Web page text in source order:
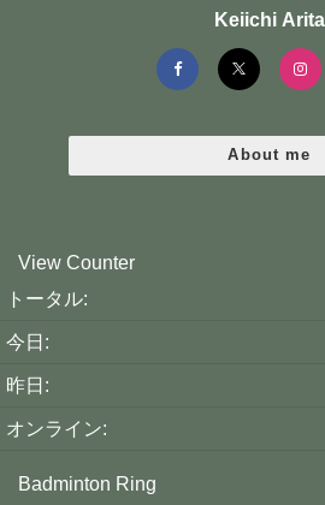
Keiichi Arita
About me
View Counter
トータル:
今日:
昨日:
オンライン:
Badminton Ring